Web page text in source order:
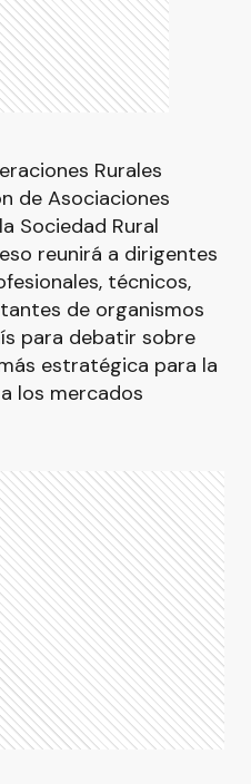
Rurales
de Asociaciones
Sociedad Rural
reunirá a dirigentes
técnicos,
de organismos
para debatir sobre
estratégica para la
los mercados